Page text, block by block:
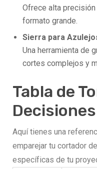
Ofrece alta
formato grande.
Sierra para
Una herramienta de
cortes complejos y
Tabla de
Decisiones
Aquí tienes una
emparejar tu cortador
específicas de tu